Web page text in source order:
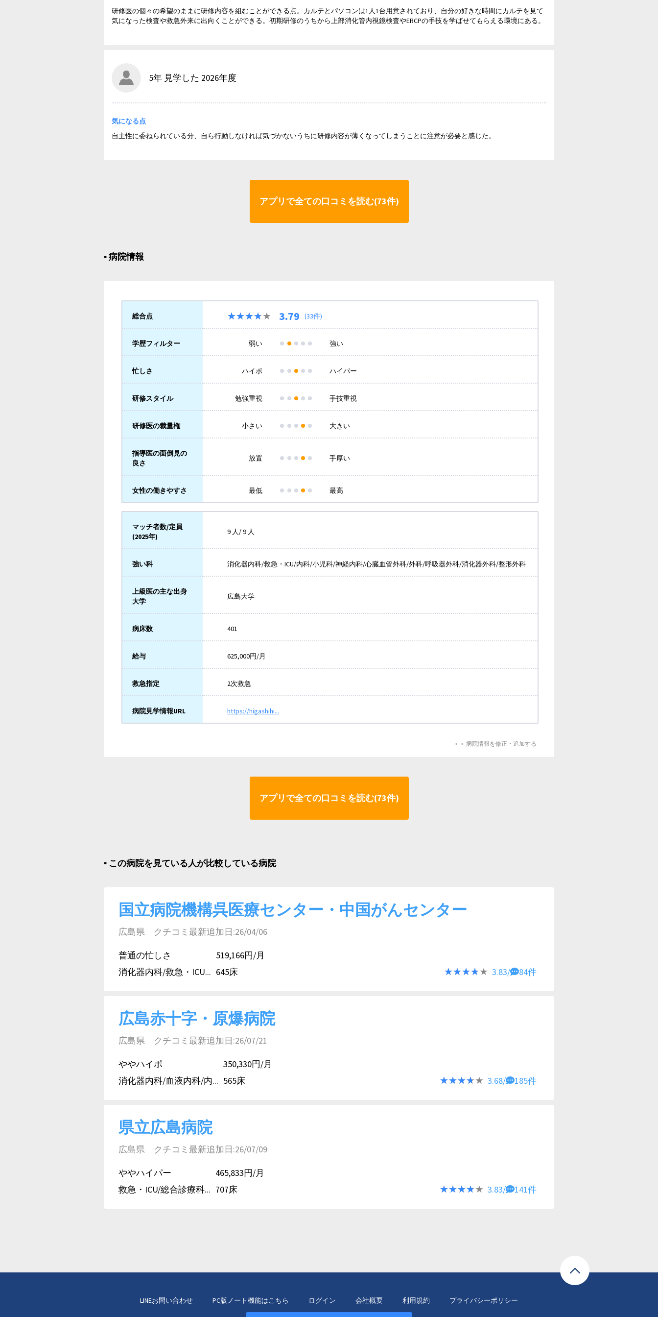
研修医の個々の希望のままに研修内容を組むことができる点。カルテとパソコンは1人1台用意されており、自分の好きな時間にカルテを見て
気になった検査や救急外来に出向くことができる。初期研修のうちから上部消化管内視鏡検査やERCPの手技を学ばせてもらえる環境にある。
5年 見学した 2026年度
気になる点
自主性に委ねられている分、自ら行動しなければ気づかないうちに研修内容が薄くなってしまうことに注意が必要と感じた。
アプリで全ての口コミを読む(73件)
▪︎ 病院情報
総合点 ★★★★★
★★★★★ 3.79 (33件)
学歴フィルター 弱い 強い
忙しさ ハイポ ハイパー
研修スタイル 勉強重視 手技重視
研修医の裁量権 小さい 大きい
指導医の面倒見の
良さ
放置 手厚い
女性の働きやすさ 最低 最高
マッチ者数/定員
(2025年)
9 人/ 9 人
強い科 消化器内科/救急・ICU/内科/小児科/神経内科/心臓血管外科/外科/呼吸器外科/消化器外科/整形外科
上級医の主な出身
大学
広島大学
病床数 401
給与 625,000円/月
救急指定 2次救急
病院見学情報URL https://higashihi...
＞＞ 病院情報を修正・追加する
アプリで全ての口コミを読む(73件)
▪︎ この病院を見ている人が比較している病院
国立病院機構呉医療センター・中国がんセンター
広島県 クチコミ最新追加日:26/04/06
★★★★★
★★★★★ 3.83/ 84件
普通の忙しさ
消化器内科/救急・ICU...
519,166円/月
645床
広島赤十字・原爆病院
広島県 クチコミ最新追加日:26/07/21
★★★★★
★★★★★ 3.68/ 185件
ややハイポ
消化器内科/血液内科/内...
350,330円/月
565床
県立広島病院
広島県 クチコミ最新追加日:26/07/09
★★★★★
★★★★★ 3.83/ 141件
ややハイパー
救急・ICU/総合診療科...
465,833円/月
707床
LINEお問い合わせ PC版ノート機能はこちら ログイン 会社概要 利用規約 プライバシーポリシー